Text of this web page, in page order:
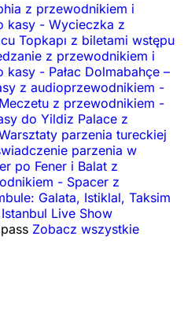
z przewodnikiem i
kasy - Wycieczka z
Topkapı z biletami wstępu
z przewodnikiem i
kasy - Pałac Dolmabahçe –
z audioprzewodnikiem -
z przewodnikiem -
do Yildiz Palace z
parzenia tureckiej
parzenia w
po Fener i Balat z
- Spacer z
Galata, Istiklal, Taksim
Live Show
Zobacz wszystkie